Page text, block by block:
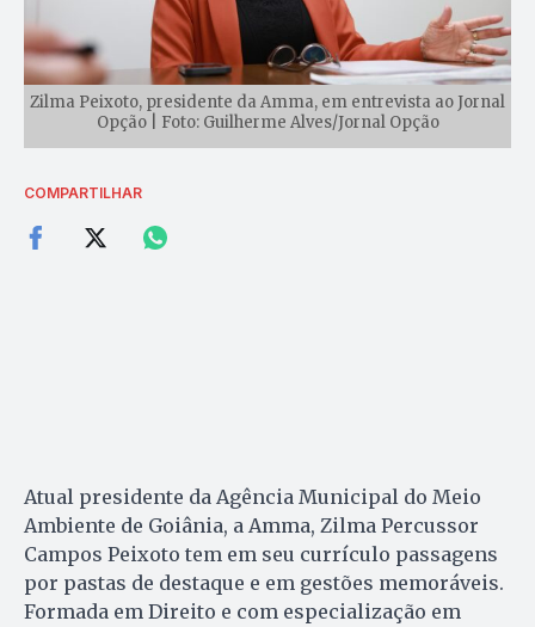
Zilma Peixoto, presidente da Amma, em entrevista ao Jornal
Opção | Foto: Guilherme Alves/Jornal Opção
COMPARTILHAR
Atual presidente da Agência Municipal do Meio
Ambiente de Goiânia, a Amma, Zilma Percussor
Campos Peixoto tem em seu currículo passagens
por pastas de destaque e em gestões memoráveis.
Formada em Direito e com especialização em